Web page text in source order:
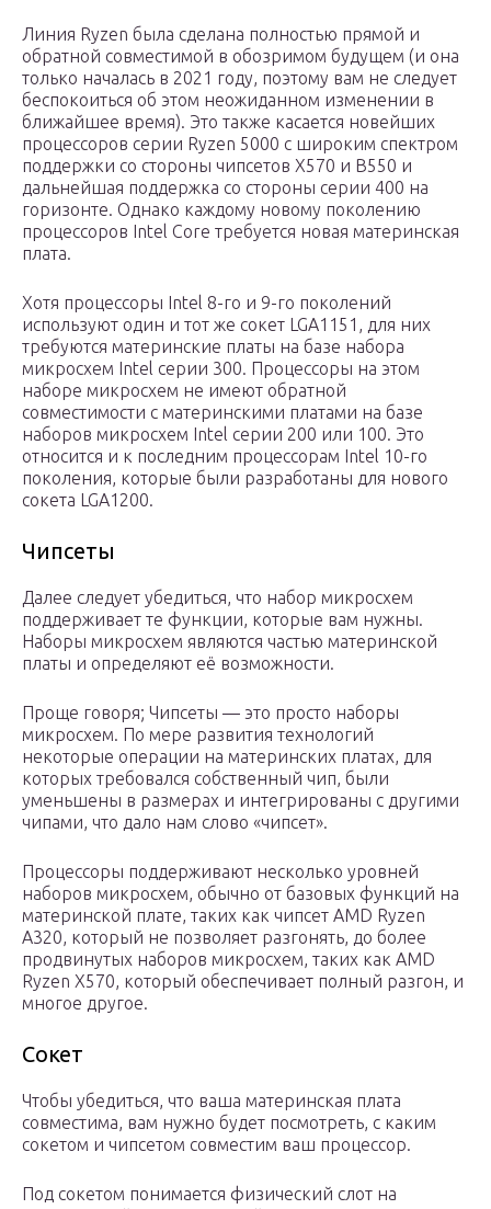
Линия Ryzen была сделана полностью прямой и
обратной совместимой в обозримом будущем (и она
только началась в 2021 году, поэтому вам не следует
беспокоиться об этом неожиданном изменении в
ближайшее время). Это также касается новейших
процессоров серии Ryzen 5000 с широким спектром
поддержки со стороны чипсетов X570 и B550 и
дальнейшая поддержка со стороны серии 400 на
горизонте. Однако каждому новому поколению
процессоров Intel Core требуется новая материнская
плата.
Хотя процессоры Intel 8-го и 9-го поколений
используют один и тот же сокет LGA1151, для них
требуются материнские платы на базе набора
микросхем Intel серии 300. Процессоры на этом
наборе микросхем не имеют обратной
совместимости с материнскими платами на базе
наборов микросхем Intel серии 200 или 100. Это
относится и к последним процессорам Intel 10-го
поколения, которые были разработаны для нового
сокета LGA1200.
Чипсеты
Далее следует убедиться, что набор микросхем
поддерживает те функции, которые вам нужны.
Наборы микросхем являются частью материнской
платы и определяют её возможности.
Проще говоря; Чипсеты — это просто наборы
микросхем. По мере развития технологий
некоторые операции на материнских платах, для
которых требовался собственный чип, были
уменьшены в размерах и интегрированы с другими
чипами, что дало нам слово «чипсет».
Процессоры поддерживают несколько уровней
наборов микросхем, обычно от базовых функций на
материнской плате, таких как чипсет AMD Ryzen
A320, который не позволяет разгонять, до более
продвинутых наборов микросхем, таких как AMD
Ryzen X570, который обеспечивает полный разгон, и
многое другое.
Сокет
Чтобы убедиться, что ваша материнская плата
совместима, вам нужно будет посмотреть, с каким
сокетом и чипсетом совместим ваш процессор.
Под сокетом понимается физический слот на